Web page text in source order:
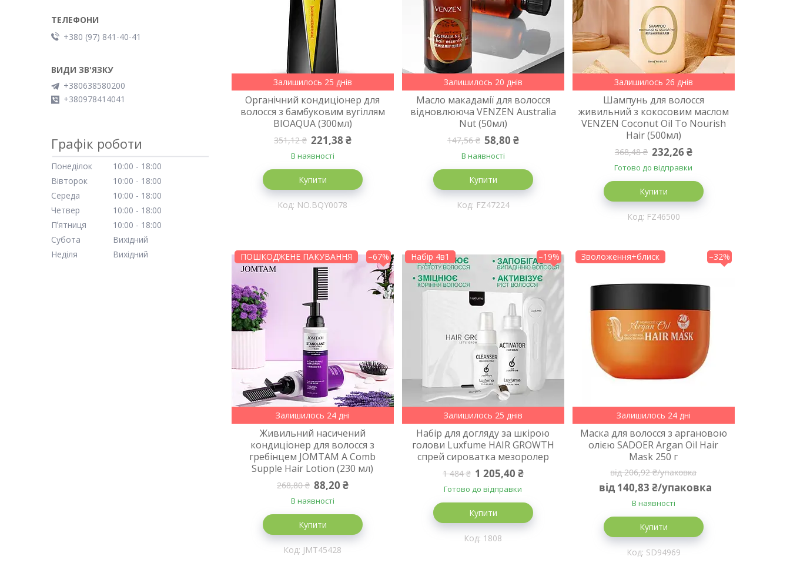
Залишилось 25 днів
Органічний кондиціонер для
волосся з бамбуковим вугіллям
BIOAQUA (300мл)
351,12 ₴ 221,38 ₴
В наявності
Купити
NO.BQY0078
Залишилось 20 днів
Масло макадамії для волосся
відновлююча VENZEN Australia
Nut (50мл)
147,56 ₴ 58,80 ₴
В наявності
Купити
FZ47224
Залишилось 26 днів
Шампунь для волосся
живильний з кокосовим маслом
VENZEN Coconut Oil To Nourish
Hair (500мл)
368,48 ₴ 232,26 ₴
Готово до відправки
Купити
FZ46500
ПОШКОДЖЕНЕ ПАКУВАННЯ –67%
Залишилось 24 дні
Живильний насичений
кондиціонер для волосся з
гребінцем JOMTAM A Comb
Supple Hair Lotion (230 мл)
268,80 ₴ 88,20 ₴
В наявності
Купити
JMT45428
Набір 4в1 –19%
Залишилось 25 днів
Набір для догляду за шкірою
голови Luxfume HAIR GROWTH
спрей сироватка мезоролер
1 484 ₴ 1 205,40 ₴
Готово до відправки
Купити
1808
Зволоження+блиск –32%
Залишилось 24 дні
Маска для волосся з аргановою
олією SADOER Argan Oil Hair
Mask 250 г
від 206,92 ₴/упаковка
від 140,83 ₴/упаковка
В наявності
Купити
SD94969
+380 (97) 841-40-41
+380638580200
+380978414041
Графік роботи
Понеділок 10:00
18:00
Вівторок
10:00
18:00
Середа
10:00
18:00
Четвер
10:00
18:00
Пʼятниця
10:00
18:00
Субота
Вихідний
Неділя
Вихідний